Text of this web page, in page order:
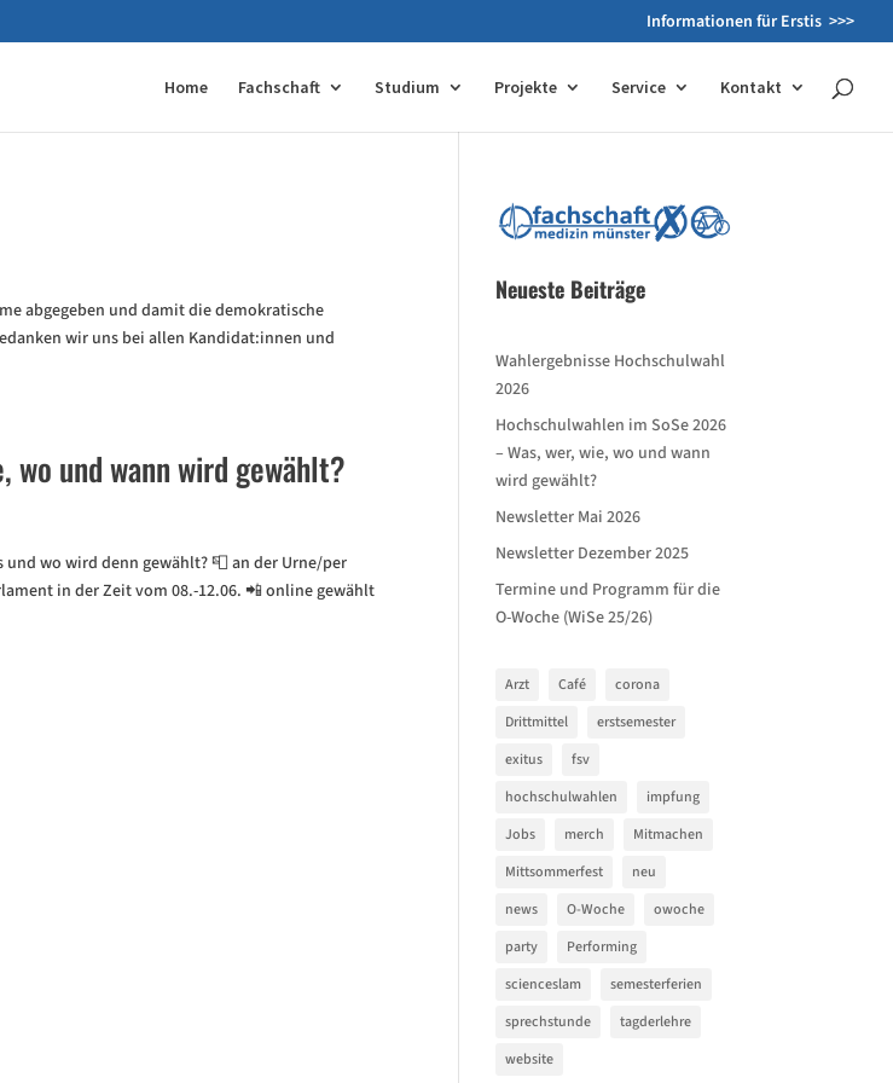
Informationen für Erstis >>>
Home Fachschaft Studium Projekte Service Kontakt
abgegeben und damit die demokratische
wir uns bei allen Kandidat:innen und
wo und wann wird gewählt?
wo wird denn gewählt? 📮 an der Urne/per
in der Zeit vom 08.-12.06. 📲 online gewählt
Neueste Beiträge
Wahlergebnisse Hochschulwahl
2026
Hochschulwahlen im SoSe 2026
– Was, wer, wie, wo und wann
wird gewählt?
Newsletter Mai 2026
Newsletter Dezember 2025
Termine und Programm für die
O-Woche (WiSe 25/26)
Arzt Café
corona
Drittmittel
erstsemester
exitus
fsv
hochschulwahlen
impfung
Jobs
merch
Mitmachen
Mittsommerfest
neu
news
O-Woche
owoche
party
Performing
scienceslam
semesterferien
sprechstunde
tagderlehre
website